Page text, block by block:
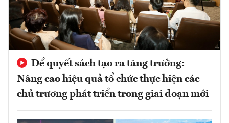
Để quyết sách tạo ra tăng trưởng:
Nâng cao hiệu quả tổ chức thực hiện các
chủ trương phát triển trong giai đoạn mới